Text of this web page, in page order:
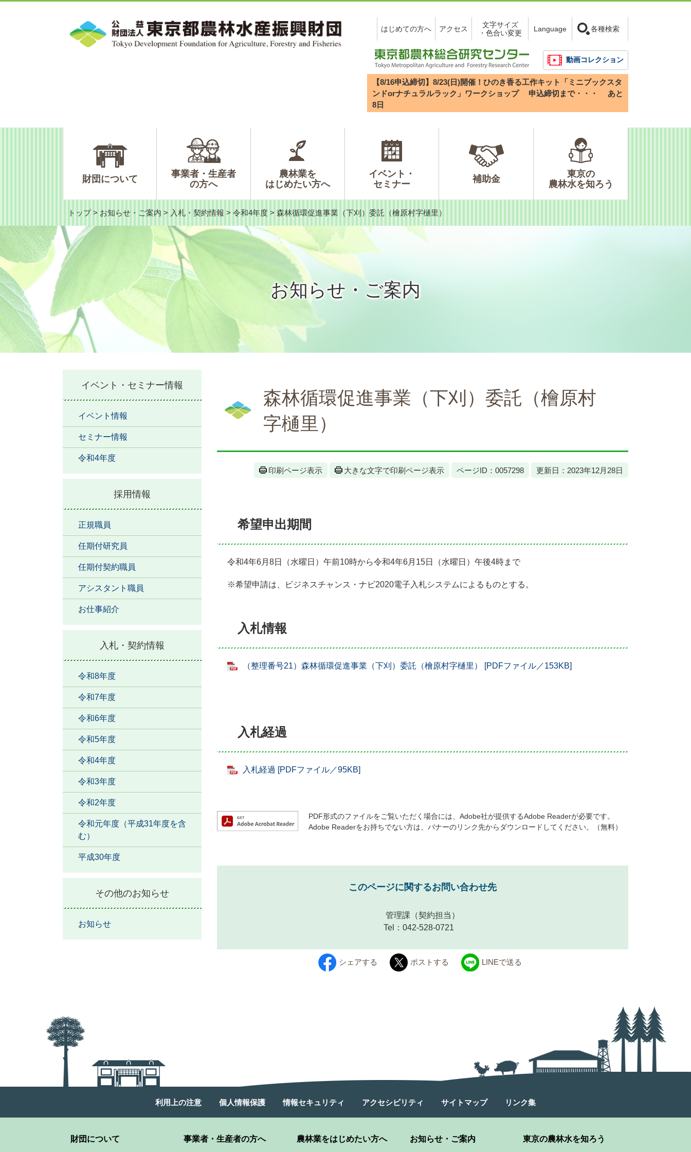
文
はじめての方へ アクセス
文字サイズ
・色合い変更
Language 各種検索
動画コレクション
【8/16申込締切】8/23(日)開催！ひのき香る工作キット「ミニブックスタ
ンドorナチュラルラック」ワークショップ
申込締切まで・・・
あと
8 日
財団について
事業者・生産者
の方へ
農林業を
はじめたい方へ
イベント・
セミナー
補助金
東京の
農林水を知ろう
トップ > お知らせ・ご案内 > 入札・契約情報 > 令和4年度 > 森林循環促進事業（下刈）委託（檜原村字樋里）
お知らせ・ご案内
森林循環促進事業（下刈）委託（檜原村
字樋里）
印刷ページ表示 大きな文字で印刷ページ表示 ページID：0057298 更新日：2023年12月28日
希望申出期間
令和4年6月8日（水曜日）午前10時から令和4年6月15日（水曜日）午後4時まで
※希望申請は、ビジネスチャンス・ナビ2020電子入札システムによるものとする。
入札情報
（整理番号21）森林循環促進事業（下刈）委託（檜原村字樋里） [PDFファイル／153KB]
入札経過
入札経過 [PDFファイル／95KB]
PDF形式のファイルをご覧いただく場合には、Adobe社が提供するAdobe Readerが必要です。
Adobe Readerをお持ちでない方は、バナーのリンク先からダウンロードしてください。（無料）
このページに関するお問い合わせ先
管理課 （契約担当）
Tel：042-528-0721
シェアする ポストする LINEで送る
イベント・セミナー情報
イベント情報
セミナー情報
令和4年度
採用情報
正規職員
任期付研究員
任期付契約職員
アシスタント職員
お仕事紹介
入札・契約情報
令和8年度
令和7年度
令和6年度
令和5年度
令和4年度
令和3年度
令和2年度
令和元年度（平成31年度を含
む）
平成30年度
その他のお知らせ
お知らせ
利用上の注意 個人情報保護 情報セキュリティ アクセシビリティ サイトマップ リンク集
財団について 事業者・生産者の方へ 農林業をはじめたい方へ お知らせ・ご案内 東京の農林水を知ろう